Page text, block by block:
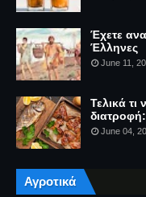
Έχετε
Έλληνες
June 11,
Τελικά τι
June 04,
Αγροτικά